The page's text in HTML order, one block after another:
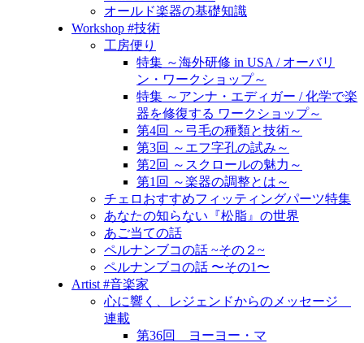
オールド楽器の基礎知識
Workshop #技術
工房便り
特集 ～海外研修 in USA / オーバリ
ン・ワークショップ～
特集 ～アンナ・エディガー / 化学で楽
器を修復する ワークショップ～
第4回 ～弓毛の種類と技術～
第3回 ～エフ字孔の試み～
第2回 ～スクロールの魅力～
第1回 ～楽器の調整とは～
チェロおすすめフィッティングパーツ特集
あなたの知らない『松脂』の世界
あご当ての話
ペルナンブコの話 ~その２~
ペルナンブコの話 〜その1〜
Artist #音楽家
心に響く、レジェンドからのメッセージ
連載
第36回 ヨーヨー・マ